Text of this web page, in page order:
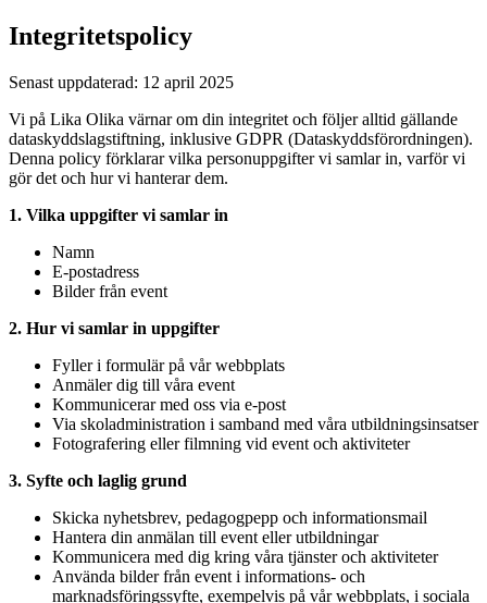
Integritetspolicy
Senast uppdaterad: 12 april 2025
Vi på Lika Olika värnar om din integritet och följer alltid gällande
dataskyddslagstiftning, inklusive GDPR (Dataskyddsförordningen).
Denna policy förklarar vilka personuppgifter vi samlar in, varför vi
gör det och hur vi hanterar dem.
1. Vilka uppgifter vi samlar in
Namn
E-postadress
Bilder från event
2. Hur vi samlar in uppgifter
Fyller i formulär på vår webbplats
Anmäler dig till våra event
Kommunicerar med oss via e-post
Via skoladministration i samband med våra utbildningsinsatser
Fotografering eller filmning vid event och aktiviteter
3. Syfte och laglig grund
Skicka nyhetsbrev, pedagogpepp och informationsmail
Hantera din anmälan till event eller utbildningar
Kommunicera med dig kring våra tjänster och aktiviteter
Använda bilder från event i informations- och
marknadsföringssyfte, exempelvis på vår webbplats, i sociala